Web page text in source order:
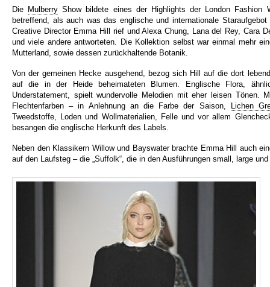
Die Mulberry Show bildete eines der Highlights der London Fashion
betreffend, als auch was das englische und internationale
Creative Director Emma Hill rief und Alexa Chung, Lana del Rey, Cara
und viele andere antworteten. Die Kollektion selbst war einmal mehr
Mutterland, sowie dessen zurückhaltende Botanik.
Von der gemeinen Hecke ausgehend, bezog sich Hill auf die dort
auf die in der Heide beheimateten Blumen. Englische Flora,
Understatement, spielt wundervolle Melodien mit eher leisen Tönen.
Flechtenfarben – in Anlehnung an die Farbe der Saison,
Lichen
Tweedstoffe, Loden und Wollmaterialien, Felle und vor allem
besangen die englische Herkunft des Labels.
Neben den Klassikern Willow und Bayswater brachte Emma Hill auch
auf den Laufsteg – die „Suffolk“, die in den Ausführungen small, large